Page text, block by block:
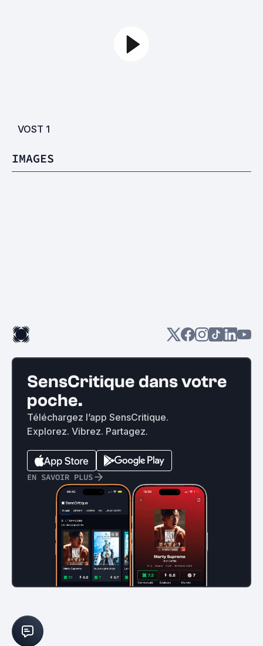
VOST 1
IMAGES
SensCritique dans votre
poche.
Téléchargez l’app SensCritique.
Explorez. Vibrez. Partagez.
EN SAVOIR PLUS